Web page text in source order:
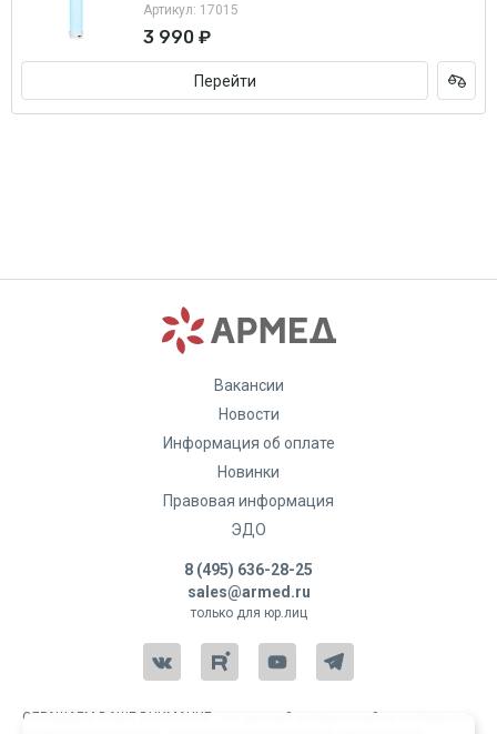
Артикул: 17015
3 990 ₽
Перейти
Вакансии
Новости
Информация об оплате
Новинки
Правовая информация
ЭДО
8 (495) 636-28-25
sales@armed.ru
только для юр.лиц
ОБРАЩАЕМ ВАШЕ ВНИМАНИЕ, что данный интернет-сайт и материалы,